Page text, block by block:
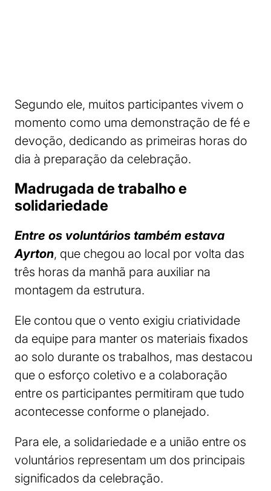
Segundo ele, muitos participantes vivem o
momento como uma demonstração de fé e
devoção, dedicando as primeiras horas do
dia à preparação da celebração.
Madrugada de trabalho e
solidariedade
Entre os voluntários também estava
Ayrton, que chegou ao local por volta das
três horas da manhã para auxiliar na
montagem da estrutura.
Ele contou que o vento exigiu criatividade
da equipe para manter os materiais fixados
ao solo durante os trabalhos, mas destacou
que o esforço coletivo e a colaboração
entre os participantes permitiram que tudo
acontecesse conforme o planejado.
Para ele, a solidariedade e a união entre os
voluntários representam um dos principais
significados da celebração.